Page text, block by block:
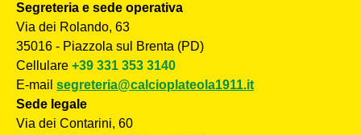
Segreteria e sede operativa
Via dei Rolando, 63
35016 - Piazzola sul Brenta (PD)
Cellulare +39 331 353 3140
E-mail segreteria@calcioplateola1911.it
Sede legale
Via dei Contarini, 60